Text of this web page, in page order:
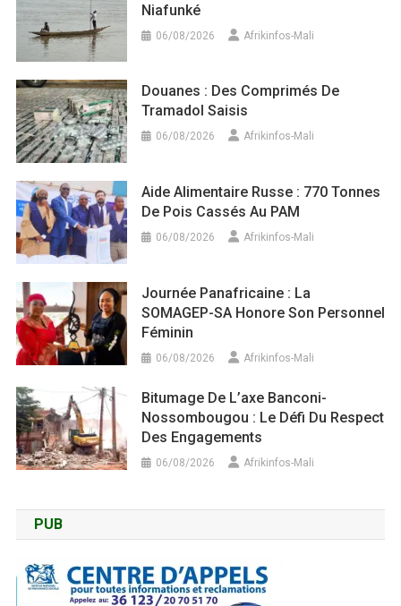
Niafunké
06/08/2026 Afrikinfos-Mali
Douanes : Des Comprimés De
Tramadol Saisis
06/08/2026 Afrikinfos-Mali
Aide Alimentaire Russe : 770 Tonnes
De Pois Cassés Au PAM
06/08/2026 Afrikinfos-Mali
Journée Panafricaine : La
SOMAGEP-SA Honore Son Personnel
Féminin
06/08/2026 Afrikinfos-Mali
Bitumage De L’axe Banconi-
Nossombougou : Le Défi Du Respect
Des Engagements
06/08/2026 Afrikinfos-Mali
PUB